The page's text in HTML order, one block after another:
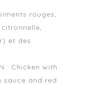
rouges,
et des
: Chicken with
sauce and red